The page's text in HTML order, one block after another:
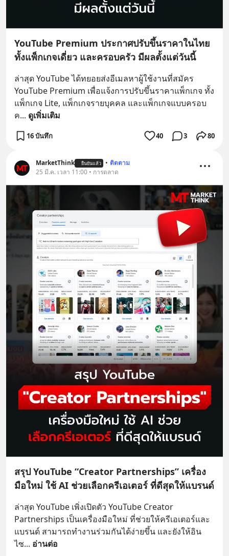
YouTube Premium ประกาศปรับขึ้นราคาในไทย
ทั้งแพ็กเกจเดี่ยว และครอบครัว มีผลตั้งแต่วันนี้
ล่าสุด YouTube ได้ทยอยส่งอีเมลหาผู้ใช้งานที่สมัคร
YouTube Premium เพื่อแจ้งการปรับขึ้นราคาแพ็กเกจ ทั้ง
แพ็กเกจ Lite, แพ็กเกจรายบุคคล และแพ็กเกจแบบครอบ
ค... ดูเพิ่มเติม
16 บันทึก 40 3 80
MarketThink ยืนยันแล้ว • ติดตาม
25 มี.ค. เวลา 11:00 • การตลาด
สรุป YouTube “Creator Partnerships” เครื่อง
มือใหม่ ใช้ AI ช่วยเลือกครีเอเตอร์ ที่ดีสุดให้แบรนด์
ล่าสุด YouTube เพิ่งเปิดตัว YouTube Creator
Partnerships เป็นเครื่องมือใหม่ ที่ช่วยให้ครีเอเตอร์และ
แบรนด์ สามารถทำงานร่วมกันได้ง่ายขึ้น และยังให้อิน
ไซ... อ่านต่อ